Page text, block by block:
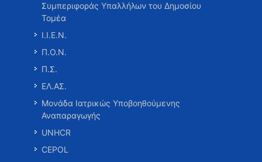
Συμπεριφοράς Υπαλλήλων του Δημοσίου
Τομέα
Ι.Ι.Ε.Ν.
Π.Ο.Ν.
Π.Σ.
ΕΛ.ΑΣ.
Μονάδα Ιατρικώς Υποβοηθούμενης
Αναπαραγωγής
UNHCR
CEPOL